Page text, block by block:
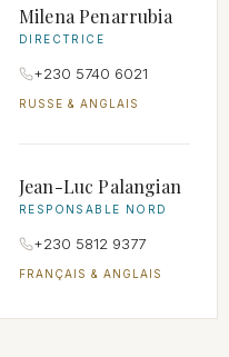
Milena Penarrubia
DIRECTRICE
+230 5740 6021
RUSSE & ANGLAIS
Jean-Luc Palangian
RESPONSABLE NORD
+230 5812 9377
FRANÇAIS & ANGLAIS